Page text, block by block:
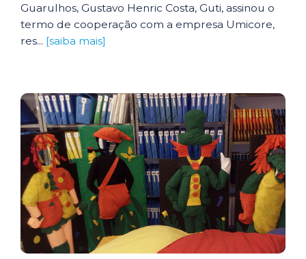
Guarulhos, Gustavo Henric Costa, Guti, assinou o
termo de cooperação com a empresa Umicore,
res... [saiba mais]